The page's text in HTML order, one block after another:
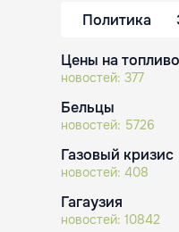
Политика
Цены на топливо
новостей: 377
Бельцы
новостей: 5726
Газовый кризис
новостей: 408
Гагаузия
новостей: 10842